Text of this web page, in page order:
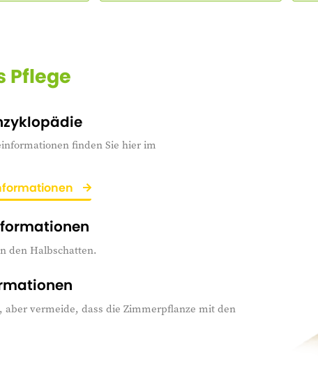
Pflege
finden Sie hier im
den Halbschatten.
aber vermeide, dass die Zimmerpflanze mit den